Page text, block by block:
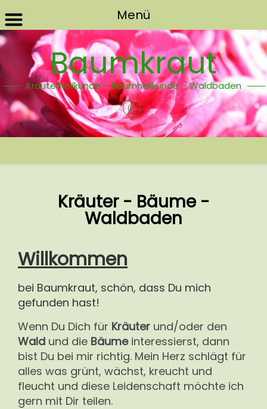
Baumkraut
Kräuterheilkunde – Baumheilkunde – Waldbaden
Kräuter - Bäume -
Waldbaden
Willkommen
bei Baumkraut, schön, dass Du mich
gefunden hast!
Wenn Du Dich für Kräuter und/oder den
Wald und die Bäumeinteressierst, dann
bist Du bei mir richtig. Mein Herz schlägt für
alles was grünt, wächst, kreucht und
fleucht und diese Leidenschaft möchte ich
gern mit Dir teilen.
Menü